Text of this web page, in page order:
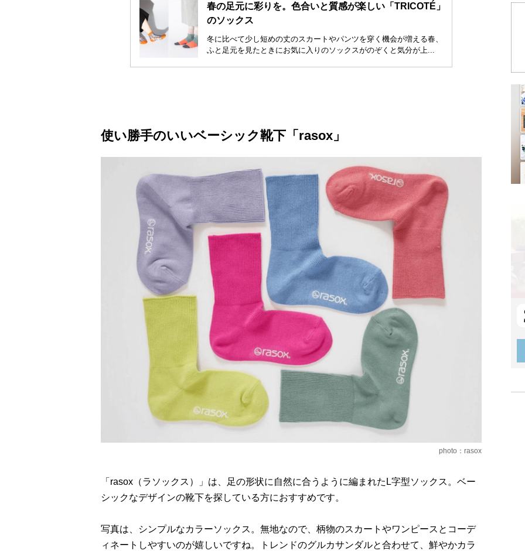
春の足元に彩りを。色合いと質感が楽しい「TRICOTÉ」
のソックス
冬に比べて少し短めの丈のスカートやパンツを穿く機会が増える春、
ふと足元を見たときにお気に入りのソックスがのぞくと気分が上...
使い勝手のいいベーシック靴下「rasox」
photo：rasox
「rasox（ラソックス）」は、足の形状に自然に合うように編まれたL字型ソックス。ベー
シックなデザインの靴下を探している方におすすめです。
写真は、シンプルなカラーソックス。無地なので、柄物のスカートやワンピースとコーデ
ィネートしやすいのが嬉しいですね。トレンドのグルカサンダルと合わせて、鮮やかカラ